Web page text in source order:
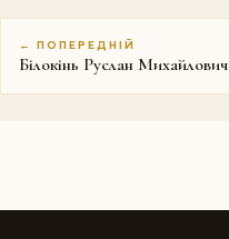
← ПОПЕРЕДНІЙ
Білокінь Руслан Михайлович